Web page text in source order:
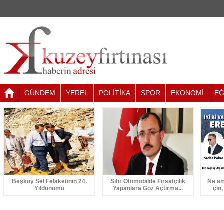
GÜNDEM YEREL POLİTİKA SPOR EKONOMİ
Beşköy Sel Felaketinin 24.
Yıldönümü
Sıfır Otomobilde Fırsatçılık
Yapanlara Göz Açtırma...
Ne